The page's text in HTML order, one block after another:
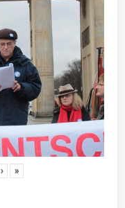
› »